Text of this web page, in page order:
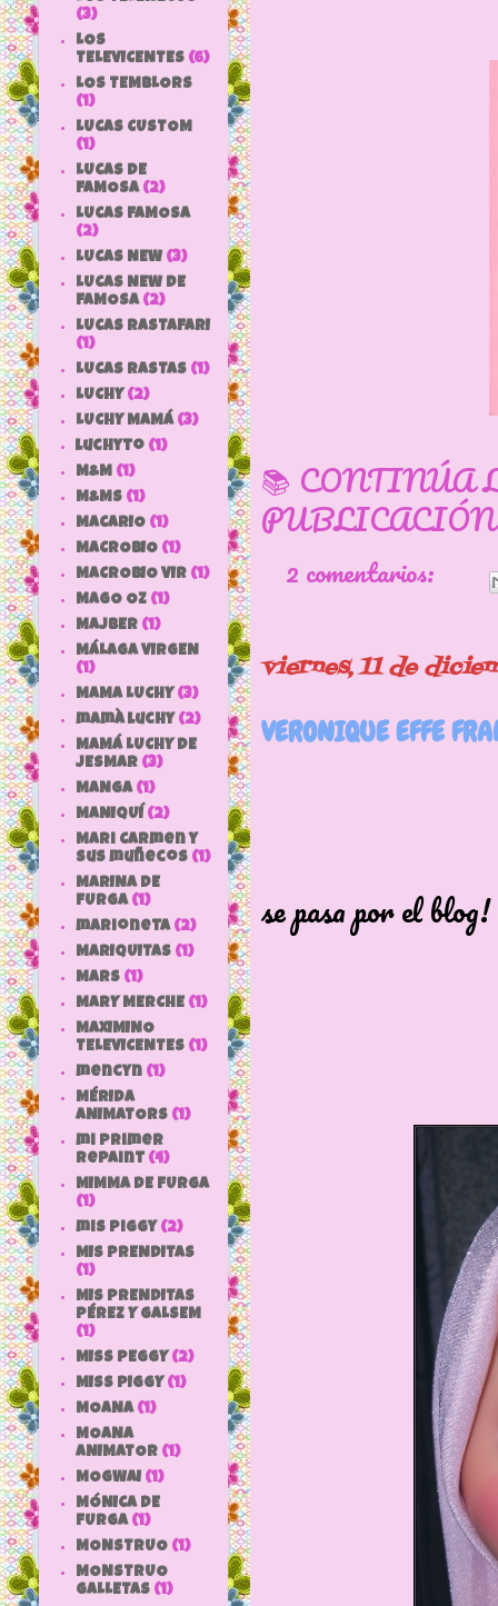
📚 CONTINÚA
2 comentarios:
viernes, 11 de
VERONIQUE EFFE
se pasa por el blog!
(3)
LOS
TELEVICENTES (6)
LOS TEMBLORS
(1)
LUCAS CUSTOM
(1)
LUCAS DE
FAMOSA (2)
LUCAS FAMOSA
(2)
LUCAS NEW (3)
LUCAS NEW DE
FAMOSA (2)
LUCAS RASTAFARI
(1)
LUCAS RASTAS (1)
LUCHY (2)
LUCHY MAMÁ (3)
luchyto (1)
M&M (1)
M&MS (1)
MACARIO (1)
MACROBIO (1)
MACROBIO VIR (1)
MAGO OZ (1)
MAJBER (1)
MÁLAGA VIRGEN
(1)
MAMA LUCHY (3)
mamà luchy (2)
MAMÁ LUCHY DE
JESMAR (3)
MANGA (1)
MANIQUÍ (2)
Mari Carmen y
sus muñecos (1)
MARINA DE
FURGA (1)
marioneta (2)
MARIQUITAS (1)
MARS (1)
MARY MERCHE (1)
MAXIMINO
TELEVICENTES (1)
mencyn (1)
MÉRIDA
ANIMATORS (1)
mi primer
repaint (4)
MIMMA DE FURGA
(1)
mis piggy (2)
MIS PRENDITAS
(1)
MIS PRENDITAS
PÉREZ Y GALSEM
(1)
MISS PEGGY (2)
MISS PIGGY (1)
MOANA (1)
MOANA
ANIMATOR (1)
MOGWAI (1)
MÓNICA DE
FURGA (1)
MONSTRUO (1)
MONSTRUO
GALLETAS (1)